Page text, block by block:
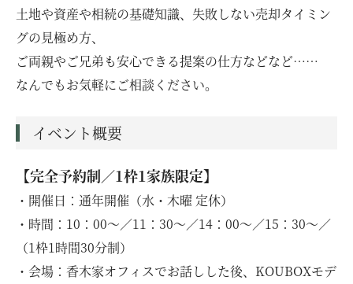
土地や資産や相続の基礎知識、失敗しない売却タイミン
グの見極め方、
ご両親やご兄弟も安心できる提案の仕方などなど……
なんでもお気軽にご相談ください。
イベント概要
【完全予約制／1枠1家族限定】
・開催日：通年開催（水・木曜 定休）
・時間：10：00〜／11：30〜／14：00〜／15：30〜／
（1枠1時間30分制）
・会場：香木家オフィスでお話しした後、KOUBOXモデ